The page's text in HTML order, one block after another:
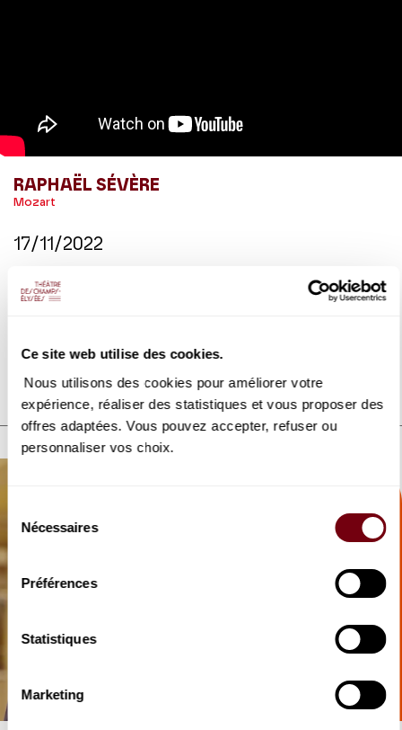
Ce site web utilise des cookies.
Nous utilisons des cookies pour améliorer votre
expérience, réaliser des statistiques et vous proposer des
offres adaptées. Vous pouvez accepter, refuser ou
personnaliser vos choix.
consentement
Nécessaires
Préférences
Statistiques
Marketing
RAPHAËL SÉVÈRE
Mozart
17/11/2022
Raphaël Sévère enregistre avec l'Orchestre de chambre de
Paris sous la direction de Lars Vogt le Concerto pour
DISCOVER ALSO
VIDEO
INTERVIEW
Orchestre de chambre de Paris